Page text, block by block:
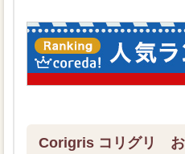
Corigris コリグリ お